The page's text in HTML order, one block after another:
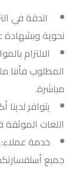
الدقة في
نحوية وبشهادة
الالتزام
المطلوب فأننا
مباشرة.
اللغات
خدمة عملاء:
جميع